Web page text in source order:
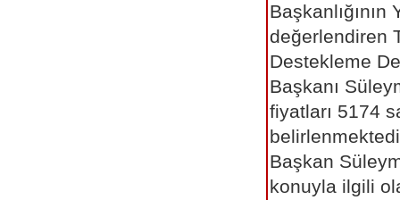
Başkanlığının
değerlendiren
Destekleme
Başkanı
fiyatları 5174
Başkan
konuyla ilgili